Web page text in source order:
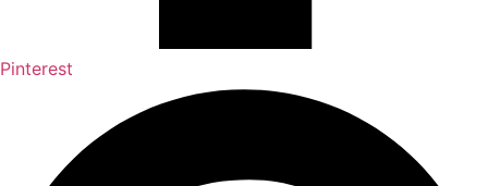
Pinterest